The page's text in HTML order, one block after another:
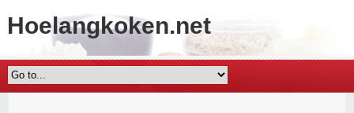
Hoelangkoken.net